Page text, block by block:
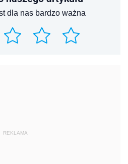
dla nas bardzo ważna
REKLAMA